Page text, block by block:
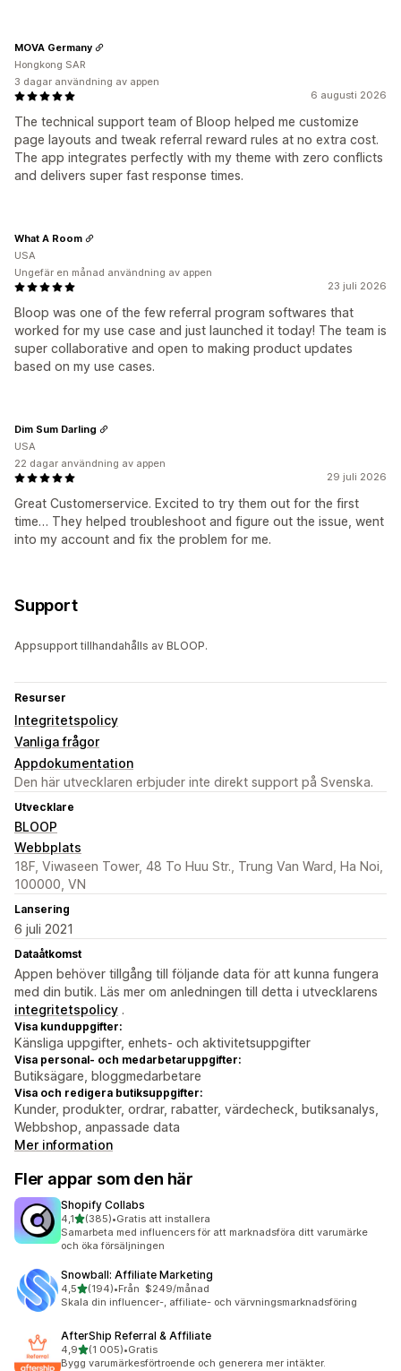
6 augusti 2026
The technical support team of Bloop helped me customize
page layouts and tweak referral reward rules at no extra cost.
The app integrates perfectly with my theme with zero conflicts
and delivers super fast response times.
MOVA Germany
Hongkong SAR
3 dagar användning av appen
23 juli 2026
Bloop was one of the few referral program softwares that
worked for my use case and just launched it today! The team is
super collaborative and open to making product updates
based on my use cases.
What A Room
USA
Ungefär en månad användning av appen
29 juli 2026
Great Customerservice. Excited to try them out for the first
time… They helped troubleshoot and figure out the issue, went
into my account and fix the problem for me.
Dim Sum Darling
USA
22 dagar användning av appen
Support
Appsupport tillhandahålls av BLOOP.
Resurser
Integritetspolicy
Vanliga frågor
Appdokumentation
Den här utvecklaren erbjuder inte direkt support på Svenska.
Utvecklare
BLOOP
Webbplats
18F, Viwaseen Tower, 48 To Huu Str., Trung Van Ward, Ha Noi,
100000, VN
Lansering
6 juli 2021
Dataåtkomst
Appen behöver tillgång till följande data för att kunna fungera
med din butik. Läs mer om anledningen till detta i utvecklarens
integritetspolicy .
Visa kunduppgifter:
Känsliga uppgifter, enhets- och aktivitetsuppgifter
Visa personal- och medarbetaruppgifter:
Butiksägare, bloggmedarbetare
Visa och redigera butiksuppgifter:
Kunder, produkter, ordrar, rabatter, värdecheck, butiksanalys,
Webbshop, anpassade data
Mer information
Fler appar som den här
Shopify Collabs
4,1av 5 stjärnor
(385)
385 recensioner totalt
•Gratis att installera
Samarbeta med influencers för att marknadsföra ditt varumärke
och öka försäljningen
Snowball: Affiliate Marketing
4,5av 5 stjärnor
(194)
194 recensioner totalt
•Från $249/månad
Skala din influencer-, affiliate- och värvningsmarknadsföring
AfterShip Referral & Affiliate
4,9av 5 stjärnor
(1 005)
1005 recensioner totalt
•Gratis
Bygg varumärkesförtroende och generera mer intäkter.